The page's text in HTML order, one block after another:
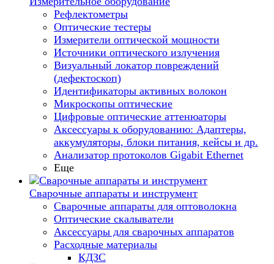
Рефлектометры
Оптические тестеры
Измерители оптической мощности
Источники оптического излучения
Визуальный локатор повреждений
(дефектоскоп)
Идентификаторы активных волокон
Микроскопы оптические
Цифровые оптические аттенюаторы
Аксессуары к оборудованию: Адаптеры,
аккумуляторы, блоки питания, кейсы и др.
Анализатор протоколов Gigabit Ethernet
Еще
Сварочные аппараты и инструмент
Сварочные аппараты для оптоволокна
Оптические скалыватели
Аксессуары для сварочных аппаратов
Расходные материалы
КДЗС